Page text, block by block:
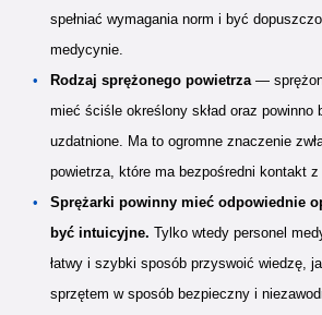
spełniać wymagania norm i być
medycynie.
Rodzaj sprężonego powietrza—
mieć ściśle określony skład oraz powinno
uzdatnione. Ma to ogromne znaczenie
powietrza, które ma bezpośredni kontakt
Sprężarki powinny mieć odpowiednie
być intuicyjne. Tylko wtedy personel
łatwy i szybki sposób przyswoić wiedzę,
sprzętem w sposób bezpieczny i